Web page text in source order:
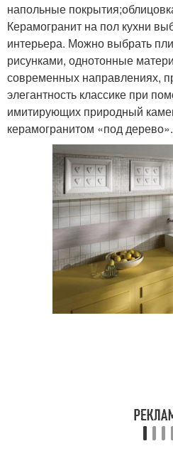
напольные
Керамогранит на пол кухни
интерьера. Можно выбрать
рисунками, однотонные
современных направлениях,
элегантность классике при
имитирующих природный
керамогранитом «под дерево».